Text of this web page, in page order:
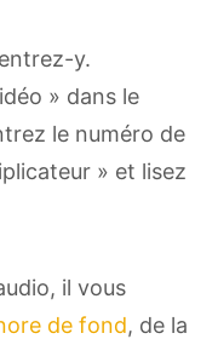
y.
» dans le
le numéro de
» et lisez
il vous
de fond, de la